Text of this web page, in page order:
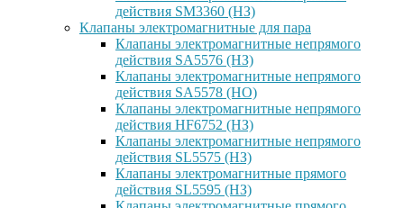
действия SM3360 (НЗ)
Клапаны электромагнитные для пара
Клапаны электромагнитные непрямого
действия SA5576 (НЗ)
Клапаны электромагнитные непрямого
действия SA5578 (НО)
Клапаны электромагнитные непрямого
действия HF6752 (НЗ)
Клапаны электромагнитные непрямого
действия SL5575 (НЗ)
Клапаны электромагнитные прямого
действия SL5595 (НЗ)